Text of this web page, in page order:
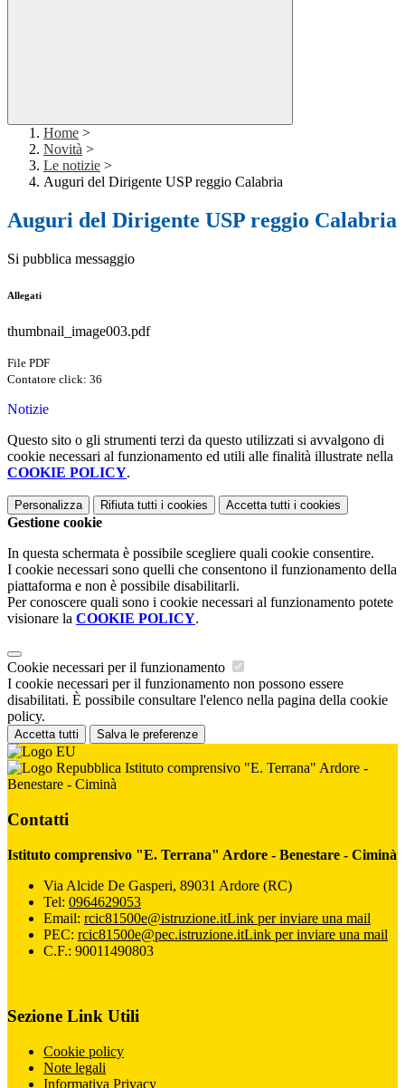
Home >
Novità >
Le notizie >
Auguri del Dirigente USP reggio Calabria
Auguri del Dirigente USP reggio Calabria
Si pubblica messaggio
Allegati
thumbnail_image003.pdf
File PDF
Contatore click: 36
Notizie
Questo sito o gli strumenti terzi da questo utilizzati si avvalgono di
cookie necessari al funzionamento ed utili alle finalità illustrate nella
COOKIE POLICY.
Personalizza Rifiuta tutti i cookies Accetta tutti i cookies
Gestione cookie
In questa schermata è possibile scegliere quali cookie consentire.
I cookie necessari sono quelli che consentono il funzionamento della
piattaforma e non è possibile disabilitarli.
Per conoscere quali sono i cookie necessari al funzionamento potete
visionare la COOKIE POLICY.
Cookie necessari per il funzionamento
I cookie necessari per il funzionamento non possono essere
disabilitati. È possibile consultare l'elenco nella pagina della cookie
policy.
Accetta tutti Salva le preferenze
Istituto comprensivo "E. Terrana" Ardore -
Benestare - Ciminà
Contatti
Istituto comprensivo "E. Terrana" Ardore - Benestare - Ciminà
Via Alcide De Gasperi, 89031 Ardore (RC)
Tel: 0964629053
Email: rcic81500e@istruzione.itLink per inviare una mail
PEC: rcic81500e@pec.istruzione.itLink per inviare una mail
C.F.: 90011490803
Sezione Link Utili
Cookie policy
Note legali
Informativa Privacy